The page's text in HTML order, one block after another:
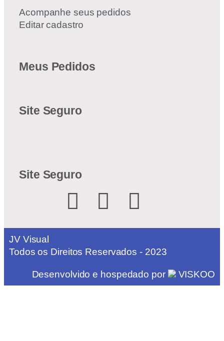
Acompanhe seus pedidos
Editar cadastro
Meus Pedidos
Site Seguro
Site Seguro
JV Visual
Todos os Direitos Reservados - 2023
Desenvolvido e hospedado por VISKOO